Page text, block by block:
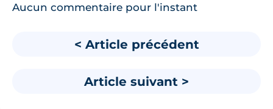
Aucun commentaire pour l'instant
< Article précédent
Article suivant >